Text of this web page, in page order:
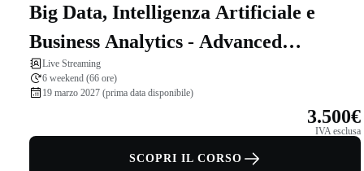
Big Data, Intelligenza Artificiale e
Business Analytics - Advanced
Program
Live Streaming
6 weekend (66 ore)
19 marzo 2027 (prima data disponibile)
3.500€
IVA esclusa
SCOPRI IL CORSO